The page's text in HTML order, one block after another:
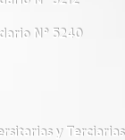
Nº 5240
y Terciarias